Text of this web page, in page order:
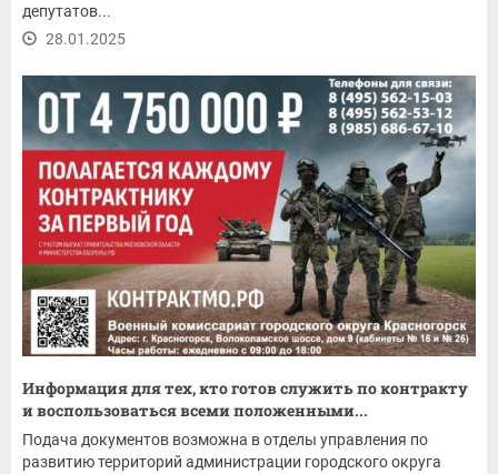
депутатов...
28.01.2025
Информация для тех, кто готов служить по контракту
и воспользоваться всеми положенными...
Подача документов возможна в отделы управления по
развитию территорий администрации городского округа